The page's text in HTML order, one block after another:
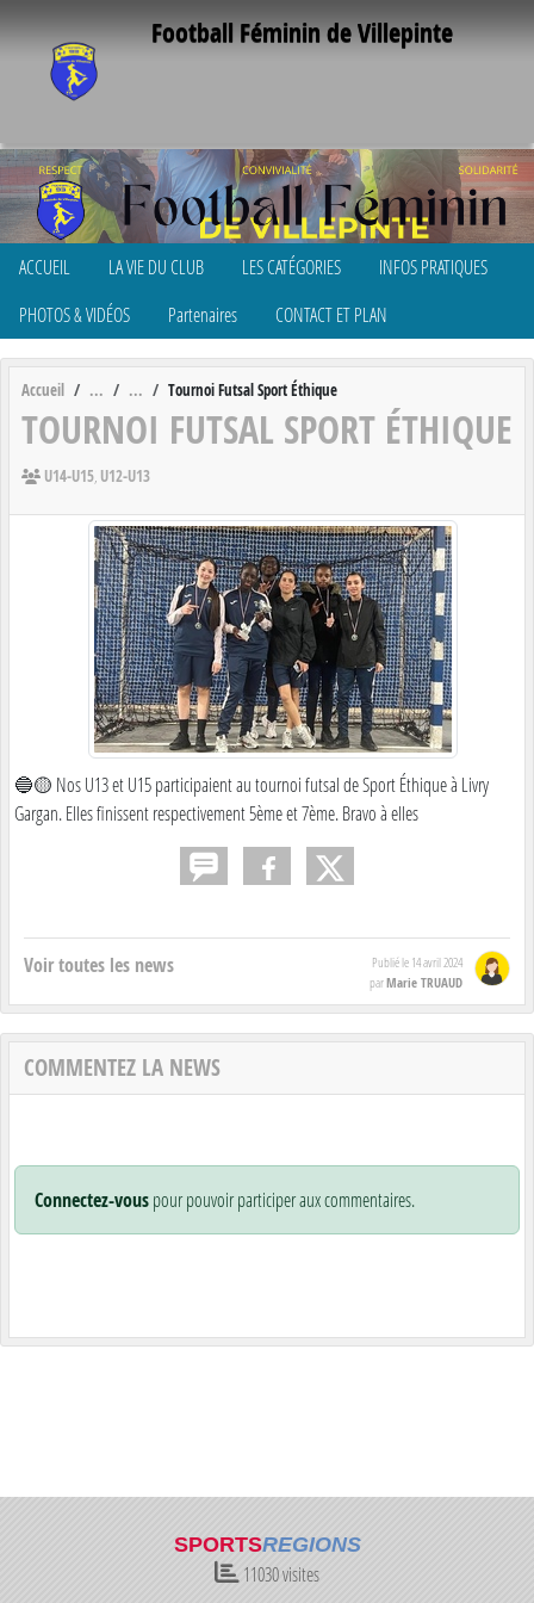
Football Féminin de Villepinte
ACCUEIL LA VIE DU CLUB LES CATÉGORIES
INFOS PRATIQUES
PHOTOS & VIDÉOS
Partenaires CONTACT ET PLAN
Accueil Tournoi Futsal Sport Éthique
TOURNOI FUTSAL SPORT ÉTHIQUE
U14-U15 U12-U13
🔵🟡 Nos U13 et U15 participaient au tournoi futsal de Sport Éthique à Livry
Gargan. Elles finissent respectivement 5ème et 7ème. Bravo à elles
Voir toutes les news Publié le 14 avril 2024
parMarie TRUAUD
COMMENTEZ LA NEWS
Connectez-vouspour pouvoir participer aux commentaires.
SPORTSREGIONS
11030visites